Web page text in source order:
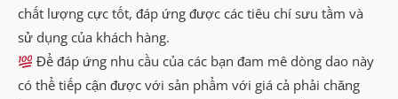
chất lượng cực tốt, đáp ứng được các tiêu chí sưu tầm và
sử dụng của khách hàng.
Để đáp ứng nhu cầu của các bạn đam mê dòng dao này
có thể tiếp cận được với sản phẩm với giá cả phải chăng